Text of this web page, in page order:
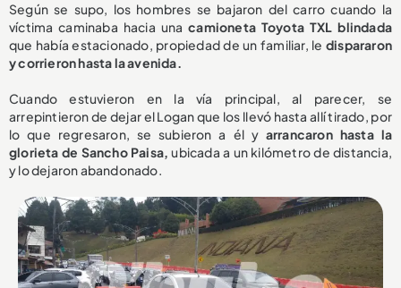
Según se supo, los hombres se bajaron del carro cuando la
víctima caminaba hacia unacamioneta Toyota TXL blindada
que había estacionado, propiedad de un familiar, le dispararon
y corrieron hasta la avenida.
Cuando estuvieron en la vía principal, al parecer, se
arrepintieron de dejar el Logan que los llevó hasta allí tirado, por
lo que regresaron, se subieron a él y arrancaron hasta la
glorieta de Sancho Paisa, ubicada a un kilómetro de distancia,
y lo dejaron abandonado.